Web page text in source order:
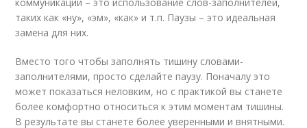
таких как «ну», «эм», «как» и т.п. Паузы – это идеальная
замена для них.
Вместо того чтобы заполнять тишину словами-
заполнителями, просто сделайте паузу. Поначалу это
может показаться неловким, но с практикой вы станете
более комфортно относиться к этим моментам тишины.
В результате вы станете более уверенными и внятными.